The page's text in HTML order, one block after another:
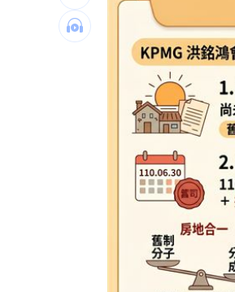
白海豚殺到家門口
自稱台大學姐遭
聽一句「老公」！
非洲這國拒絕台
台灣彩券開獎直播中
LIVE三立+24小時
三立iNEWS新聞台線
AI時代！威力馬導